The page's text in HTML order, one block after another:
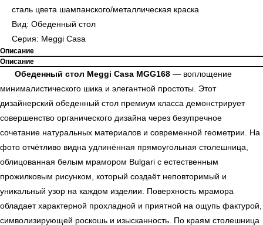
сталь цвета шампанского/металлическая краска
Вид: Обеденный стол
Серия: Meggi Casa
Описание
Описание
Обеденный стол Meggi Casa MGG168 — воплощение
минималистического шика и элегантной простоты. Этот
дизайнерский обеденный стол премиум класса демонстрирует
совершенство органического дизайна через безупречное
сочетание натуральных материалов и современной геометрии. На
фото отчётливо видна удлинённая прямоугольная столешница,
облицованная белым мрамором Bulgari с естественным
прожилковым рисунком, который создаёт неповторимый и
уникальный узор на каждом изделии. Поверхность мрамора
обладает характерной прохладной и приятной на ощупь фактурой,
символизирующей роскошь и изысканность. По краям столешница